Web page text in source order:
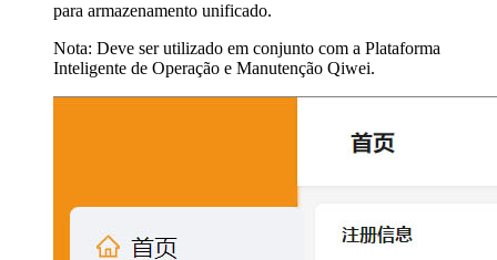
para armazenamento unificado.
Nota: Deve ser utilizado em conjunto com a Plataforma
Inteligente de Operação e Manutenção Qiwei.